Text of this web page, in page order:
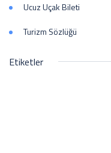
Ucuz Uçak Bileti
Turizm Sözlüğü
Etiketler